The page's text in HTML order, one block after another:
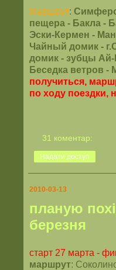
Маршрут:
пещера - Бакла -
Эски-Кермен -
Чайный домик -
домик - зубцы Ай-
Беседка ветров -
получиться,
по ходу поездки,
31 коментар:
Надати доступ
2010-03-13
планую
березня
старт 27 марта -
маршрут: